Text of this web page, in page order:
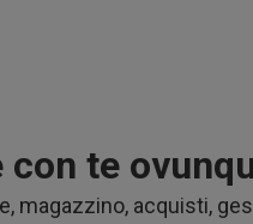
te
magazzino, acquisti,